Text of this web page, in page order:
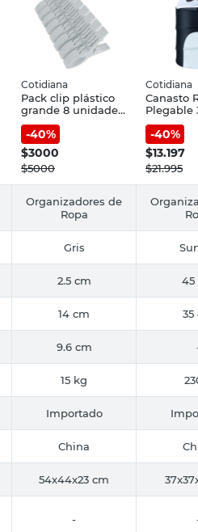
Cotidiana
Pack clip plástico
grande 8 unidades
Cotidiana
-40%
$3000
$5000
Cotidiana
Canasto
Plegable
Cm
Negro/
Panda
-40%
$13.197
$21.995
Organizadores de
Ropa
Gris
2.5 cm 45
14 cm 35
9.6 cm
15 kg
Importado
China
54x44x23 cm
-